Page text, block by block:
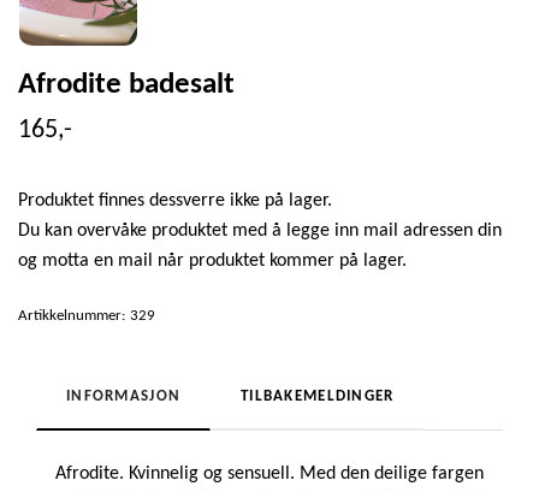
Afrodite badesalt
165,-
Produktet finnes dessverre ikke på lager.
Du kan overvåke produktet med å legge inn mail adressen din
og motta en mail når produktet kommer på lager.
Artikkelnummer: 329
INFORMASJON TILBAKEMELDINGER
Afrodite. Kvinnelig og sensuell. Med den deilige fargen